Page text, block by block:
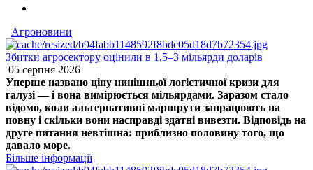
Агроновини
Збитки агросектору оцінили в 1,5–3 мільярди доларів
05 серпня 2026
Уперше названо ціну нинішньої логістичної кризи для
галузі — і вона вимірюється мільярдами. Заразом стало
відомо, коли альтернативні маршрути запрацюють на
повну і скільки вони насправді здатні вивезти. Відповідь на
друге питання невтішна: приблизно половину того, що
давало море.
Більше інформації